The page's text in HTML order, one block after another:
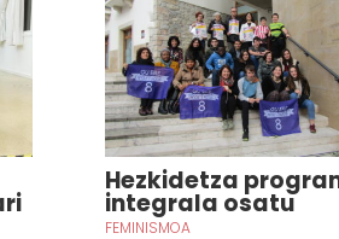
Hezkidetza
integrala osatu
FEMINISMOA